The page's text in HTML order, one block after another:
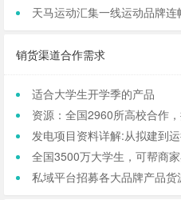
天马运动汇集一线运动品牌连帽卫衣，
销货渠道合作需求
适合大学生开学季的产品
资源：全国2960所高校合作，拥有4000w大学生用户资源，8万+
发电项目资料详解:从拟建到
全国3500万大学生，可帮商家卖货
私域平台招募各大品牌产品货